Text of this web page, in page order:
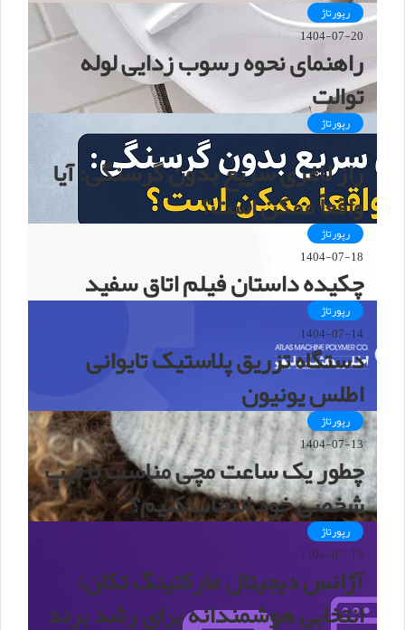
رپورتاژ
1404-07-20
راهنمای نحوه رسوب زدایی لوله
توالت
رپورتاژ
1404-10-13
راز لاغری سریع بدون گرسنگی: آیا
واقعاً ممکن است؟
رپورتاژ
1404-07-18
چکیده داستان فیلم اتاق سفید
رپورتاژ
1404-07-14
دستگاه تزریق پلاستیک تایوانی
اطلس یونیون
رپورتاژ
1404-07-13
چطور یک ساعت مچی مناسب با تیپ
شخصی خود انتخاب کنیم؟
رپورتاژ
1404-07-15
آژانس دیجیتال مارکتینگ تکان؛
انتخابی هوشمندانه برای رشد برند